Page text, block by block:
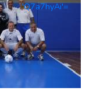
'Q7a7hyAi'=